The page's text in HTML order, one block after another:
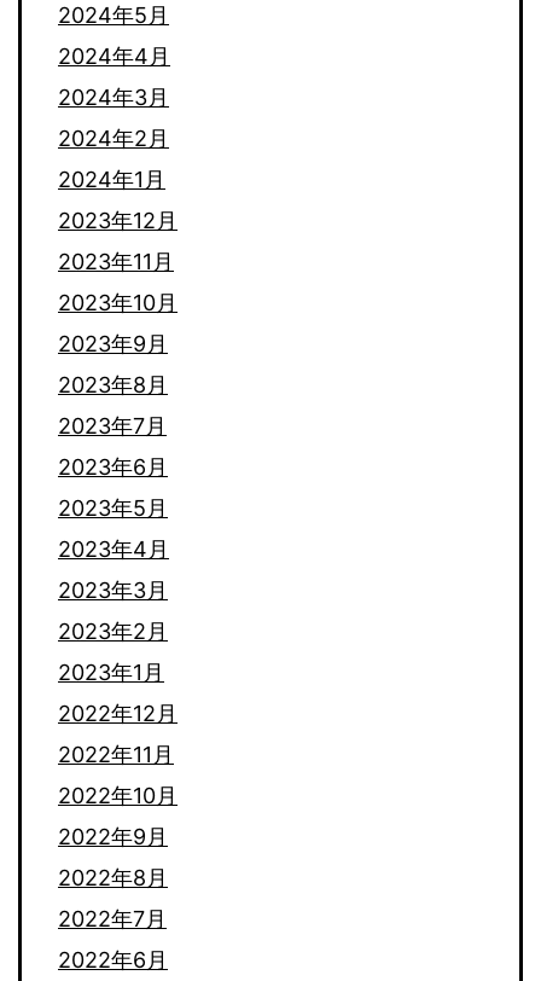
2024年5月
2024年4月
2024年3月
2024年2月
2024年1月
2023年12月
2023年11月
2023年10月
2023年9月
2023年8月
2023年7月
2023年6月
2023年5月
2023年4月
2023年3月
2023年2月
2023年1月
2022年12月
2022年11月
2022年10月
2022年9月
2022年8月
2022年7月
2022年6月